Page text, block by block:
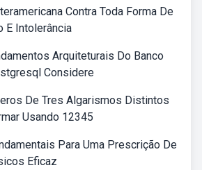
Contra Toda Forma De
E Intolerância
Arquiteturais Do Banco
Considere
De Tres Algarismos Distintos
Usando 12345
Para Uma Prescrição De
Eficaz